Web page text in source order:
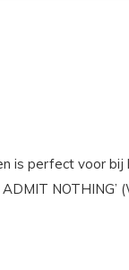
is perfect voor
NOTHING’